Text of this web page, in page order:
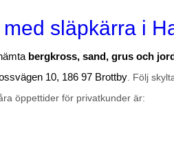
släpkärra i
bergkross, sand, grus och
10, 186 97 Brottby . Följ
öppettider för privatkunder är: